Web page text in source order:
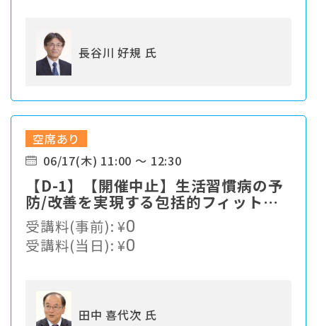
長谷川 好規 氏
空席あり
06/17(木) 11:00 ～ 12:30
【D-1】【開催中止】生活習慣病の予
防/改善を実現する包括的フィットネ
スプログラム
受講料(事前):¥0
受講料(当日):¥0
田中 喜代次 氏